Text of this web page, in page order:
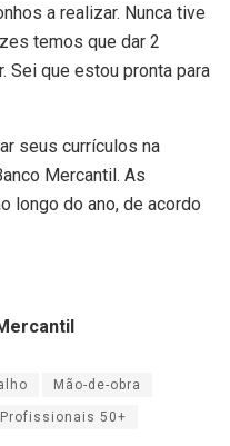
a realizar. Nunca tive
temos que dar 2
Sei que estou pronta para
seus currículos na
Mercantil. As
longo do ano, de acordo
Mão-de-obra
Profissionais 50+